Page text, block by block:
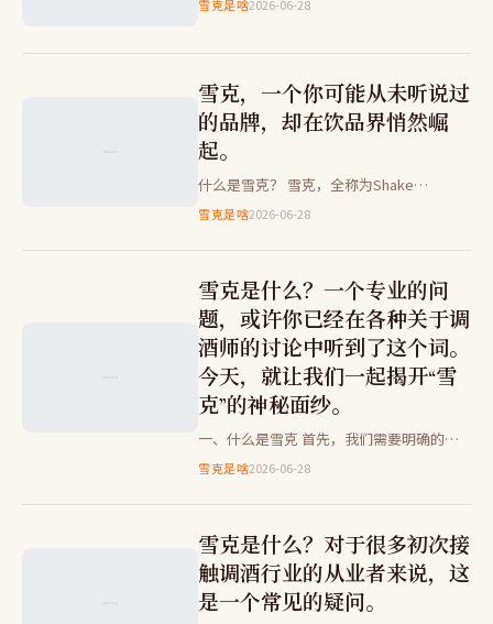
什么，为什么会在调酒…
雪克是啥2026-06-28
雪克，一个你可能从未听说过
的品牌，却在饮品界悄然崛
起。
什么是雪克？ 雪克，全称为Shake
Master，源自美国的专业调酒工具。它由
混合饮料中的冰块和其…
雪克是啥2026-06-28
雪克是什么？一个专业的问
题，或许你已经在各种关于调
酒师的讨论中听到了这个词。
今天，就让我们一起揭开“雪
克”的神秘面纱。
一、什么是雪克 首先，我们需要明确的
是，“雪克”并不是一个新的饮品品牌或酒
法主要用于制作鸡尾酒或其他…
雪克是啥2026-06-28
雪克是什么？对于很多初次接
触调酒行业的从业者来说，这
是一个常见的疑问。